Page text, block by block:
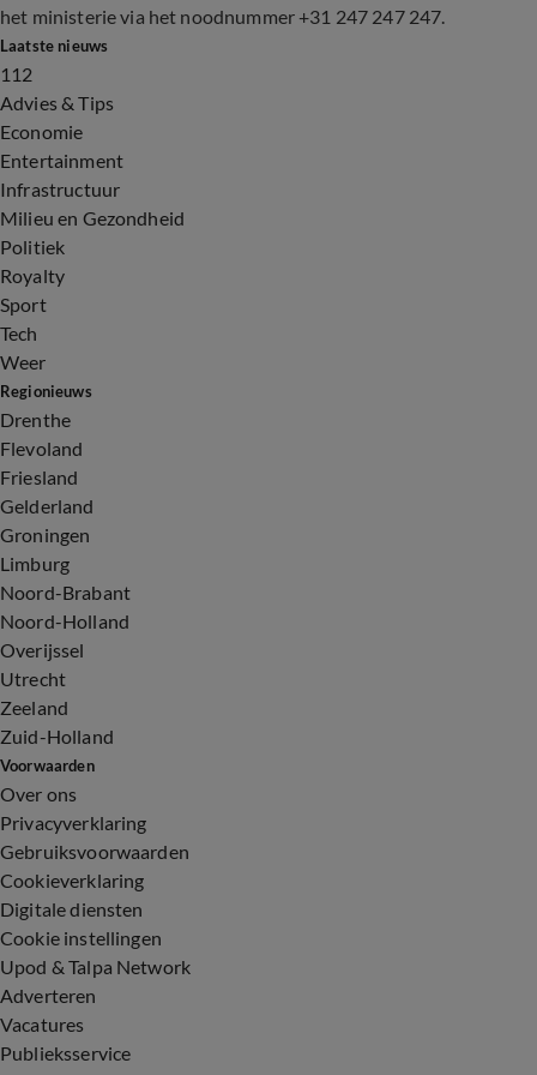
het ministerie via het noodnummer +31 247 247 247.
Laatste nieuws
112
Advies & Tips
Economie
Entertainment
Infrastructuur
Milieu en Gezondheid
Politiek
Royalty
Sport
Tech
Weer
Regionieuws
Drenthe
Flevoland
Friesland
Gelderland
Groningen
Limburg
Noord-Brabant
Noord-Holland
Overijssel
Utrecht
Zeeland
Zuid-Holland
Voorwaarden
Over ons
Privacyverklaring
Gebruiksvoorwaarden
Cookieverklaring
Digitale diensten
Cookie instellingen
Upod & Talpa Network
Adverteren
Vacatures
Publieksservice